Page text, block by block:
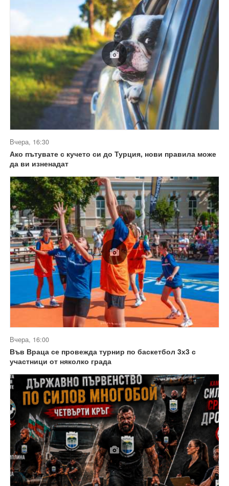
Вчера, 16:30
Ако пътувате с кучето си до Турция, нови правила може
да ви изненадат
Вчера, 16:00
Във Враца се провежда турнир по баскетбол 3х3 с
участници от няколко града